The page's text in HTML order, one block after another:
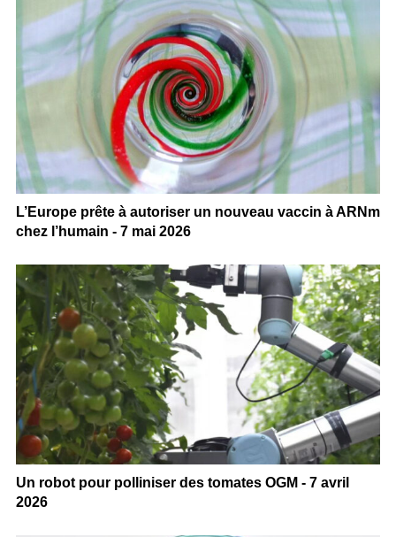
L’Europe prête à autoriser un nouveau vaccin à ARNm
chez l’humain - 7 mai 2026
Un robot pour polliniser des tomates OGM - 7 avril
2026